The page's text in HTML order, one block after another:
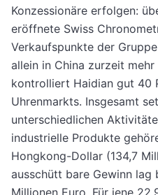
Konzessionäre erfolgen:
eröffnete Swiss
Verkaufspunkte der
allein in China zurzeit mehr
kontrolliert Haidian gut 40
Uhrenmarkts. Insgesamt
unterschiedlichen
industrielle Produkte
Hongkong-Dollar (134,7
ausschütt bare Gewinn lag
Millionen Euro. Für jene